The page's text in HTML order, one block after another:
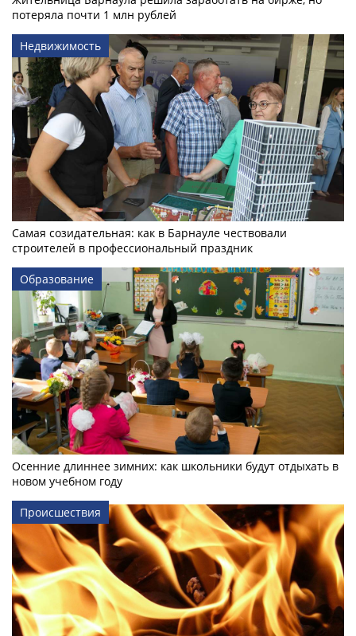
потеряла почти 1 млн рублей
Недвижимость
Самая созидательная: как в Барнауле чествовали
строителей в профессиональный праздник
Образование
Осенние длиннее зимних: как школьники будут отдыхать в
новом учебном году
Происшествия